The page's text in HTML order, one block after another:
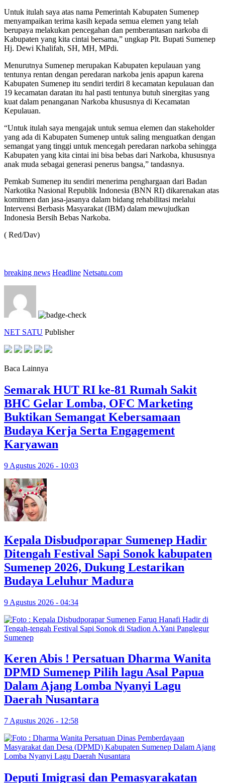
Untuk itulah saya atas nama Pemerintah Kabupaten Sumenep
menyampaikan terima kasih kepada semua elemen yang telah
berupaya melakukan pencegahan dan pemberantasan narkoba di
Kabupaten yang kita cintai bersama,” ungkap Plt. Bupati Sumenep
Hj. Dewi Khalifah, SH, MH, MPdi.
Menurutnya Sumenep merupakan Kabupaten kepulauan yang
tentunya rentan dengan peredaran narkoba jenis apapun karena
Kabupaten Sumenep itu sendiri terdiri 8 kecamatan kepulauan dan
19 kecamatan daratan itu hal pasti tentunya butuh sinergitas yang
kuat dalam penanganan Narkoba khususnya di Kecamatan
Kepulauan.
“Untuk itulah saya mengajak untuk semua elemen dan stakeholder
yang ada di Kabupaten Sumenep untuk saling menguatkan dengan
semangat yang tinggi untuk mencegah peredaran narkoba sehingga
Kabupaten yang kita cintai ini bisa bebas dari Narkoba, khususnya
anak muda sebagai generasi penerus bangsa,” tandasnya.
Pemkab Sumenep itu sendiri menerima penghargaan dari Badan
Narkotika Nasional Republik Indonesia (BNN RI) dikarenakan atas
komitmen dan jasa-jasanya dalam bidang rehabilitasi melalui
Intervensi Berbasis Masyarakat (IBM) dalam mewujudkan
Indonesia Bersih Bebas Narkoba.
( Red/Dav)
breaking news Headline Netsatu.com
NET SATU Publisher
Baca Lainnya
Semarak HUT RI ke-81 Rumah Sakit
BHC Gelar Lomba, OFC Marketing
Buktikan Semangat Kebersamaan
Budaya Kerja Serta Engagement
Karyawan
9 Agustus 2026 - 10:03
Kepala Disbudporapar Sumenep Hadir
Ditengah Festival Sapi Sonok kabupaten
Sumenep 2026, Dukung Lestarikan
Budaya Leluhur Madura
9 Agustus 2026 - 04:34
Keren Abis ! Persatuan Dharma Wanita
DPMD Sumenep Pilih lagu Asal Papua
Dalam Ajang Lomba Nyanyi Lagu
Daerah Nusantara
7 Agustus 2026 - 12:58
Deputi Imigrasi dan Pemasyarakatan